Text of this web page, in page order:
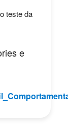
teste da
e